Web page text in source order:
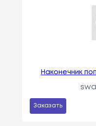
Наконечник
Заказать